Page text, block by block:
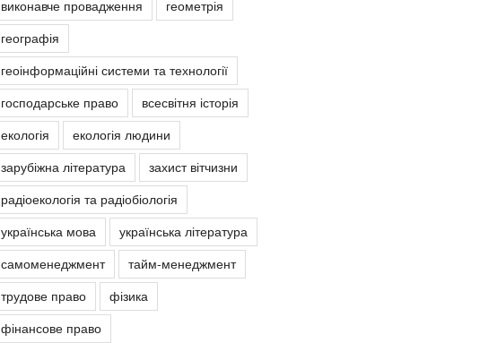
виконавче провадження
геометрія
географія
геоінформаційні системи та технології
господарське право
всесвітня історія
екологія
екологія людини
зарубіжна література
захист вітчизни
радіоекологія та радіобіологія
українська мова
українська література
самоменеджмент
тайм-менеджмент
трудове право
фізика
фінансове право